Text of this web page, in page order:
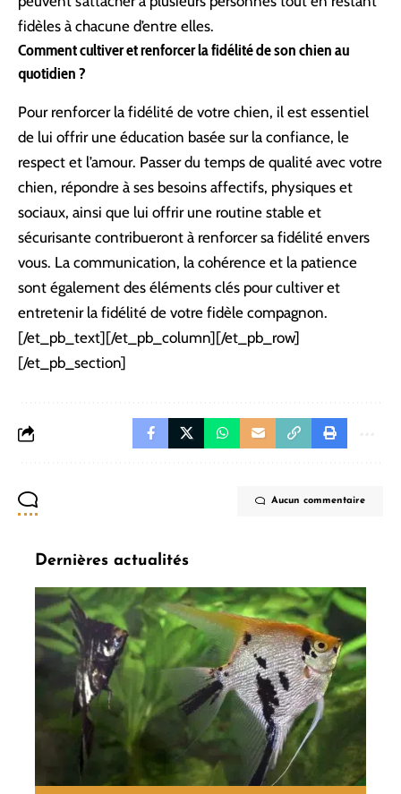
fidèles à chacune d’entre elles.
Comment cultiver et renforcer la fidélité de son chien au
quotidien ?
Pour renforcer la fidélité de votre chien, il est essentiel
de lui offrir une éducation basée sur la confiance, le
respect et l’amour. Passer du temps de qualité avec votre
chien, répondre à ses besoins affectifs, physiques et
sociaux, ainsi que lui offrir une routine stable et
sécurisante contribueront à renforcer sa fidélité envers
vous. La communication, la cohérence et la patience
sont également des éléments clés pour cultiver et
entretenir la fidélité de votre fidèle compagnon.
[/et_pb_text][/et_pb_column][/et_pb_row]
[/et_pb_section]
Aucun commentaire
Dernières actualités